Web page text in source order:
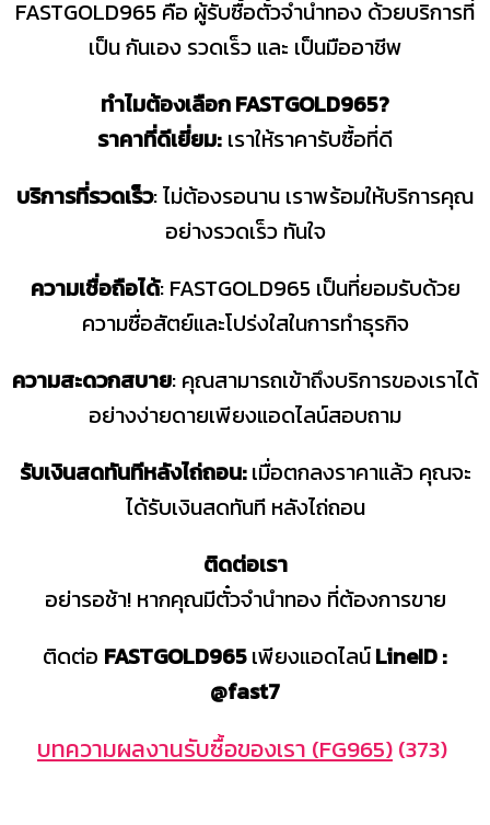
FASTGOLD965 คือ ผู้รับซื้อตั๋วจำนำทอง ด้วยบริการที่
เป็น กันเอง รวดเร็ว และ เป็นมืออาชีพ
ทำไมต้องเลือก FASTGOLD965?
ราคาที่ดีเยี่ยม: เราให้ราคารับซื้อที่ดี
บริการที่รวดเร็ว: ไม่ต้องรอนาน เราพร้อมให้บริการคุณ
อย่างรวดเร็ว ทันใจ
ความเชื่อถือได้: FASTGOLD965 เป็นที่ยอมรับด้วย
ความซื่อสัตย์และโปร่งใสในการทำธุรกิจ
ความสะดวกสบาย: คุณสามารถเข้าถึงบริการของเราได้
อย่างง่ายดายเพียงแอดไลน์สอบถาม
รับเงินสดทันทีหลังไถ่ถอน:เมื่อตกลงราคาแล้ว คุณจะ
ได้รับเงินสดทันที หลังไถ่ถอน
ติดต่อเรา
อย่ารอช้า! หากคุณมีตั๋วจำนำทอง ที่ต้องการขาย
ติดต่อ FASTGOLD965เพียงแอดไลน์LineID :
@fast7
บทความผลงานรับซื้อของเรา (FG965)(373)